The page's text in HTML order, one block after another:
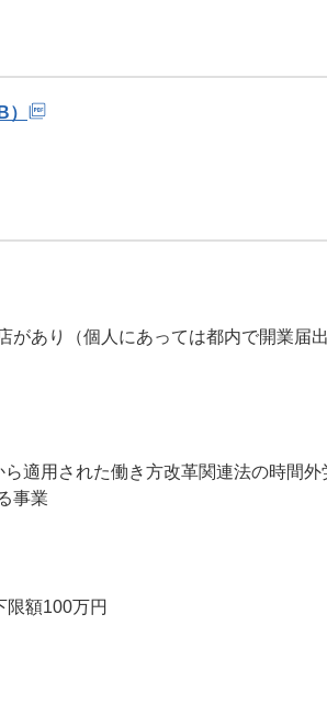
があり（個人にあっては都内で開業届
適用された働き方改革関連法の時間
事業
額100万円